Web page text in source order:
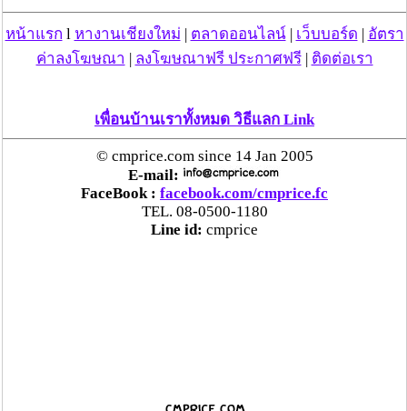
หน้าแรก l หางานเชียงใหม่ | ตลาดออนไลน์| เว็บบอร์ด | อัตรา
ค่าลงโฆษณา | ลงโฆษณาฟรี ประกาศฟรี| ติดต่อเรา
เพื่อนบ้านเราทั้งหมด วิธีแลก Link
© cmprice.com since 14 Jan 2005
E-mail:
FaceBook : facebook.com/cmprice.fc
TEL. 08-0500-1180
Line id: cmprice